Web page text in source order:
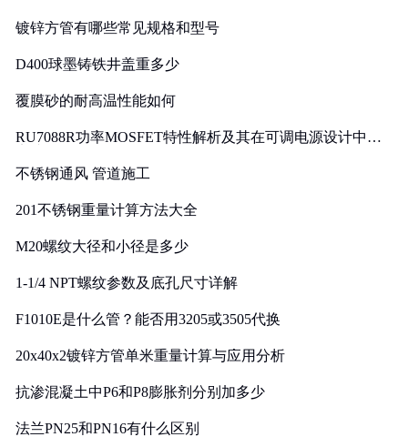
镀锌方管有哪些常见规格和型号
D400球墨铸铁井盖重多少
覆膜砂的耐高温性能如何
RU7088R功率MOSFET特性解析及其在可调电源设计中的
不锈钢通风 管道施工
201不锈钢重量计算方法大全
M20螺纹大径和小径是多少
1-1/4 NPT螺纹参数及底孔尺寸详解
F1010E是什么管？能否用3205或3505代换
20x40x2镀锌方管单米重量计算与应用分析
抗渗混凝土中P6和P8膨胀剂分别加多少
法兰PN25和PN16有什么区别